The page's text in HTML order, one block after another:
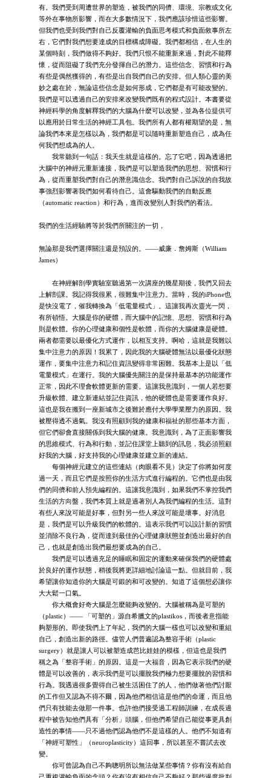
有。我們受到周遭世界的塑造，被我們的同儕、環境、宗教或文化
等外在事物所影響，而在大多數情況下，我們應該珍惜這些影響。
但我們也受到我們對自己反覆灌輸的負面思考模式和負面敘事所左
右，它們對我們想要達成的目標構成障礙。我們都相信，在人生的
某個時刻，我們做得不夠好。我們只恨不能重新來過，對此不能釋
懷，從而阻礙了我們充分發揮自己的潛力。這些信念、習慣和行為
有些是偶然獲得的，有些是出自我們自己的安排。但人類心靈的美
妙之處在於，無論這些信念是如何形成，它們都是有可能改變的。
我們是可以透過自己的安排來改變我們既有的程式設計。本書要從
神經科學的角度解釋我們的大腦為什麼可以改變，並為各位提供可
以應用於日常生活的神經工具包。我們所有人都有權期望的是，無
論我們本來是怎樣以為，我們都是可以隨時重新塑造自己，成為任
何我們想成為的人。
我常聽到一句話：我天生就是這樣的。忘了它吧，因為透過把
大腦中的神經元重新連接，我們是可以塑造我們的思想、習慣和行
為，從而重塑我們對自己的潛意識信念。我們對自己訴說的自我故
事強烈影響著我們如何看待自己。這會驅動我們的自動反應
（automatic reaction）和行為，進而改變別人對我們的看法。
我們的生活經驗將等於我們所關注的一切，
無論那是我們選擇關注還是預設的。——威廉．詹姆斯（William
James）
在神經解剖學實驗室聽過第一次講座的幾星期後，我們又回去
上解剖課。我記得我很累，很難集中注意力。當時，我的iPhone也
是快沒電了，催我轉換為「低電量模式」。這讓我再次靈光一閃，
有所頓悟。大腦是你的硬體，而大腦中的記憶、思想、習慣和行為
則是軟體。你的心理健康和個性是軟體，而你的大腦健康是硬體。
兩者都需要以最優化方式運作，以相互支持。啊哈，這就是我難以
集中注意力的原因！我累了，因此我的大腦硬體無法以最優化狀態
運作，要集中注意力和記住資訊變得非常困難。我基本上是以「低
電量模式」在運行。我的大腦優先關注的是保持最基本的功能運作
正常，因此不理會軟體更新的需要。這讓我意識到，一個人若想要
升級軟體、建立新連結並記住資訊，他的硬體也是需要運作良好。
這也是我在搬到一座新城市之後難於應付大學學業壓力的原因。我
被壓得透不過氣。我沒有照顧到我的健康和福祉的那些基本方面，
但它們卻會直接關係到我大腦的健康。我意識到，為了正面影響我
的思維模式、行為和行動，並記住課堂上聽到的訊息，我必須照顧
好我的大腦，好支持我的心理健康並建立新的連結。
每個神經元建立的這些連結（肉眼看不見）決定了你將如何度
過一天，而且它們是按照你的生活方式進行編程的。它們也是由我
們的同儕和前人預先編程的。這讓我意識到，如果我們不掌控我們
生活的方向盤，我們本質上就是過著別人為我們編程的生活。這對
有些人來說可能是好事，但對另一些人來說可能是壞事。好消息
是，我們是可以升級我們的軟體的。這表示我們可以設計新的習慣
並消除不良行為，從而達到最佳的心理健康狀態並創造出最好的自
己，也就是創造出我們最想要成為的自己。
我們是可以透過充足的睡眠和固定的運動來確保我們的硬體處
於良好的運作狀態，稍後我將更詳細地討論這一點。但就目前，我
希望讓你知道你的大腦是可鍛的和可改變的。知道了這個想必讓你
大大鬆一口氣。
你大概會好奇大腦是怎麼能夠改變的。大腦被稱為是可塑的
（plastic）—— 「可塑的」源自希臘文的plastikos，而後者意指能
夠塑形的。即使我們上了年紀，我們的大腦一樣也可以改變和重組
自己，創造出新的路徑。儘管人們普遍認為整容手術（plastic
surgery）就是讓人可以被塑造成芭比娃娃的模樣，但這也是我們
稱之為「整容手術」的原因。這是一大福音，因為它表示我們的硬
體是可以改善的，表示我們是可以擺脫我們極力想要擺脫的習慣和
行為。我遇過很多覺得自己被生活困住了的人，他們做著他們討厭
的工作但又認為不得不爾，因為他們相信這是他們的命運，而且他
們只有技能去做那一件事。也許他們接受過工程師訓練，在成長過
程中被告知他們具有「分析」頭腦，但他們希望自己能從事更具創
造性的事情——只不過他們認為他們不是這樣的人。他們不知道有
「神經可塑性」（neuroplasticity）這回事，所以甚至不嘗試去改
變。
你可曾認為自己不夠聰明所以無法做某些事情？你有沒有給自